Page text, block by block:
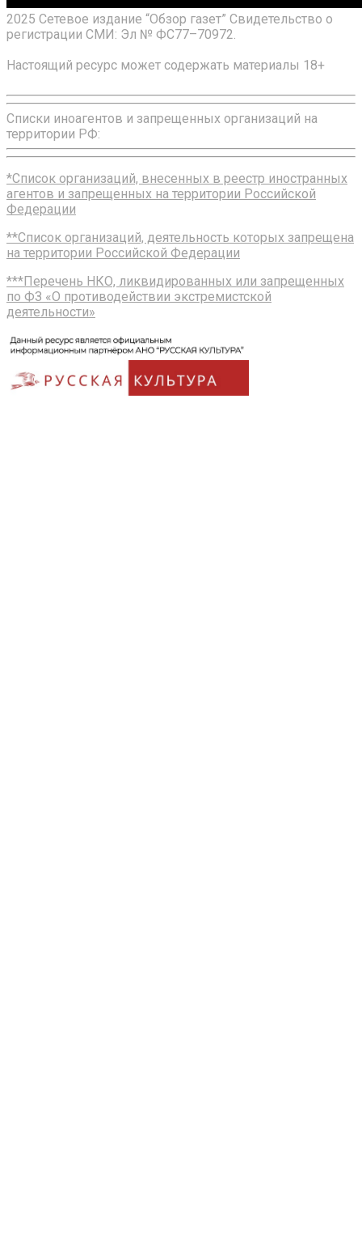
2025 Сетевое издание “Обзор газет” Свидетельство о
регистрации СМИ: Эл № ФС77–70972.
Настоящий ресурс может содержать материалы 18+
Списки иноагентов и запрещенных организаций на
территории РФ:
*Список организаций, внесенных в реестр иностранных
агентов и запрещенных на территории Российской
Федерации
**Список организаций, деятельность которых запрещена
на территории Российской Федерации
***Перечень НКО, ликвидированных или запрещенных
по ФЗ «О противодействии экстремистской
деятельности»